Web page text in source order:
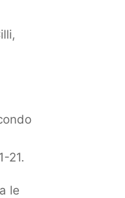
21.
le